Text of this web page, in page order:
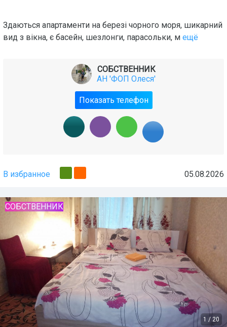
Здаються апартаменти на березі чорного моря, шикарний
вид з вікна, є басейн, шезлонги, парасольки, м ещё
СОБСТВЕННИК
АН 'ФОП Олеся'
Показать телефон
В избранное 05.08.2026
1 / 20
СОБСТВЕННИК